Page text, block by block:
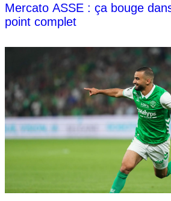
Mercato ASSE : ça bouge
point complet